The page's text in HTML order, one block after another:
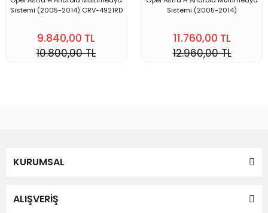
Sistemi (2005-2014) CRV-4921RD
9.840,00 TL
10.800,00 TL
Sistemi (2005-2014)
11.760,00 TL
12.960,00 TL
KURUMSAL
ALIŞVERİŞ